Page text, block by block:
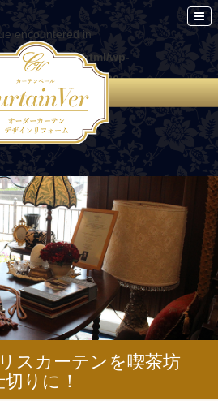
encountered in
public_html/wp-
on line 86
スカーテンを喫茶坊
りに！